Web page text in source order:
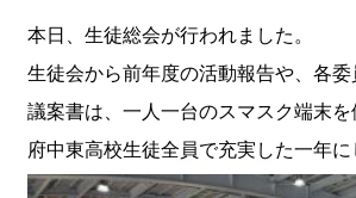
本日、生徒総会が行われました。
生徒会から前年度の活動報告や、各
議案書は、一人一台のスマスク端末
府中東高校生徒全員で充実した一年に